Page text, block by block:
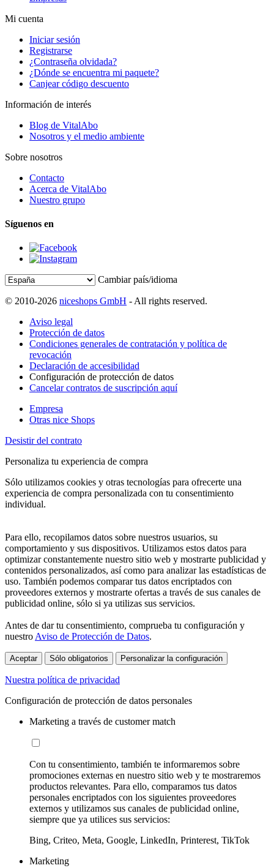
Mi cuenta
Iniciar sesión
Registrarse
¿Contraseña olvidada?
¿Dónde se encuentra mi paquete?
Canjear código descuento
Información de interés
Blog de VitalAbo
Nosotros y el medio ambiente
Sobre nosotros
Contacto
Acerca de VitalAbo
Nuestro grupo
Síguenos en
Cambiar país/idioma
© 2010-2026 niceshops GmbH - All rights reserved.
Aviso legal
Protección de datos
Condiciones generales de contratación y política de
revocación
Declaración de accesibilidad
Configuración de protección de datos
Cancelar contratos de suscripción aquí
Empresa
Otras nice Shops
Desistir del contrato
Personaliza tu experiencia de compra
Sólo utilizamos cookies y otras tecnologías para ofrecerte una
experiencia de compra personalizada con tu consentimiento
individual.
Para ello, recopilamos datos sobre nuestros usuarios, su
comportamiento y sus dispositivos. Utilizamos estos datos para
optimizar constantemente nuestro sitio web y mostrarte publicidad y
contenidos personalizados, así como para analizar las estadísticas de
uso. También podemos comparar tus datos encriptados con
proveedores externos y mostrarte ofertas a través de sus canales de
publicidad online, sólo si ya utilizas sus servicios.
Antes de dar tu consentimiento, comprueba tu configuración y
nuestro Aviso de Protección de Datos.
Aceptar Sólo obligatorios Personalizar la configuración
Nuestra política de privacidad
Configuración de protección de datos personales
Marketing a través de customer match
Con tu consentimiento, también te informaremos sobre
promociones externas en nuestro sitio web y te mostraremos
productos relevantes. Para ello, comparamos tus datos
personales encriptados con los siguientes proveedores
externos y utilizamos sus canales de publicidad online,
siempre que ya utilices sus servicios:
Bing, Criteo, Meta, Google, LinkedIn, Printerest, TikTok
Marketing